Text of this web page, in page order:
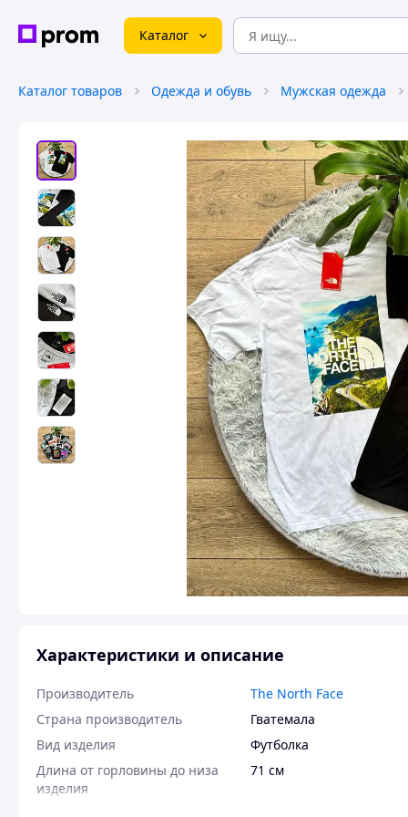
Каталог
Каталог товаров Одежда и обувь Мужская одежда
Характеристики и описание
Производитель
The North Face
Страна производитель
Гватемала
Вид изделия
Футболка
Длина от горловины до низа
изделия
71 см